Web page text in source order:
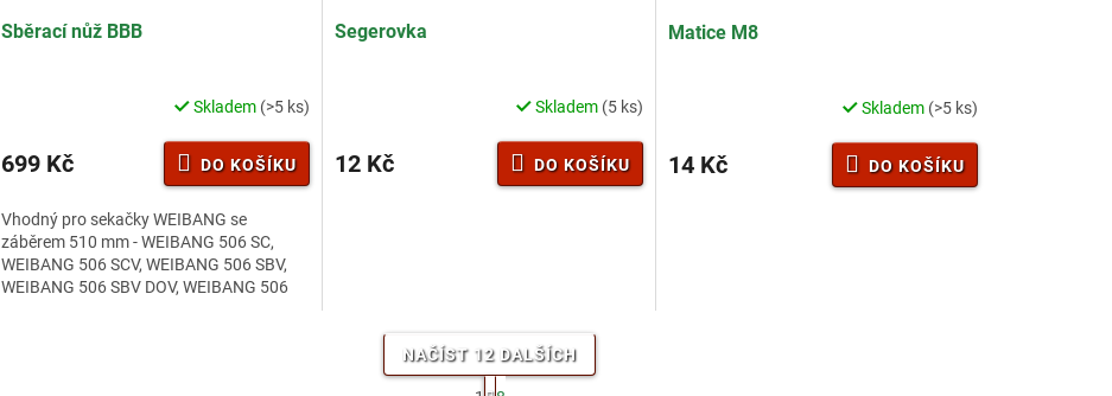
Sběrací nůž BBB
produktu
je
z
5
hvězdiček.
Skladem (>5 ks)
699 Kč DO KOŠÍKU
Vhodný pro sekačky WEIBANG se
záběrem 510 mm - WEIBANG 506 SC,
WEIBANG 506 SCV, WEIBANG 506 SBV,
WEIBANG 506 SBV DOV, WEIBANG 506
Segerovka
Skladem (5 ks)
12 Kč DO KOŠÍKU
Matice M8
Skladem (>5 ks)
14 Kč DO KOŠÍKU
NAČÍST 12 DALŠÍCH